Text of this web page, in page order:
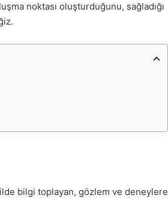
noktası oluşturduğunu, sağladığı
bilgi toplayan, gözlem ve deneylere